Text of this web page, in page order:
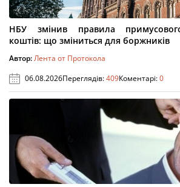
НБУ змінив правила
коштів: що зміниться для боржників
Автор:Лента от Протокола
06.08.2026Переглядів:409Коментарі:0